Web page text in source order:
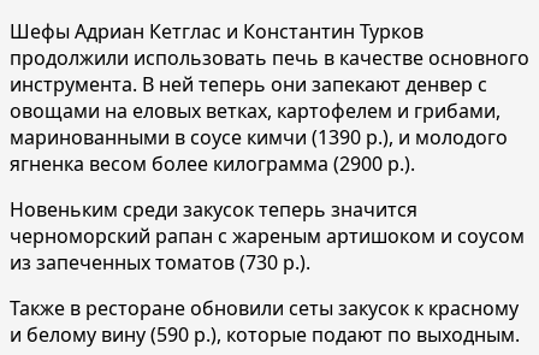
Шефы Адриан Кетглас и Константин Турков
продолжили использовать печь в качестве основного
инструмента. В ней теперь они запекают денвер с
овощами на еловых ветках, картофелем и грибами,
маринованными в соусе кимчи (1390 р.), и молодого
ягненка весом более килограмма (2900 р.).
Новеньким среди закусок теперь значится
черноморский рапан с жареным артишоком и соусом
из запеченных томатов (730 р.).
Также в ресторане обновили сеты закусок к красному
и белому вину (590 р.), которые подают по выходным.